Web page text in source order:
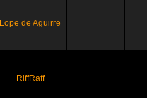
Lope de Aguirre
RiffRaff